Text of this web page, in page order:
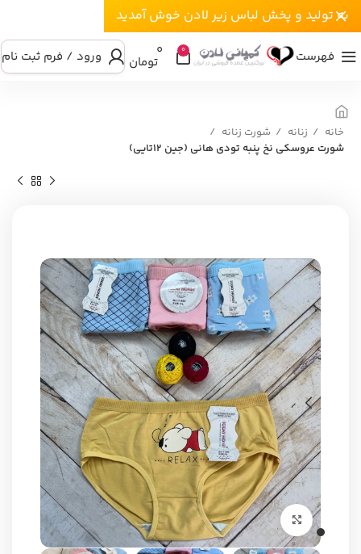
فهرست 0 ۰
تومان ورود / فرم ثبت نام
خانه زنانه
شورت زنانه
شورت عروسکی نخ پنبه تودی هانی (جین ۱۲تایی)
برای بزرگنمایی کلیک کنید
به تولید و پخش لباس زیر لادن خوش آمدید